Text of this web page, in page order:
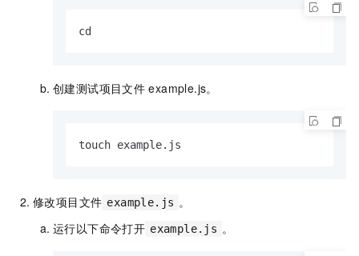
cd
创建测试项目文件 example.js。
touch example.js
修改项目文件 example.js 。
运行以下命令打开 example.js 。